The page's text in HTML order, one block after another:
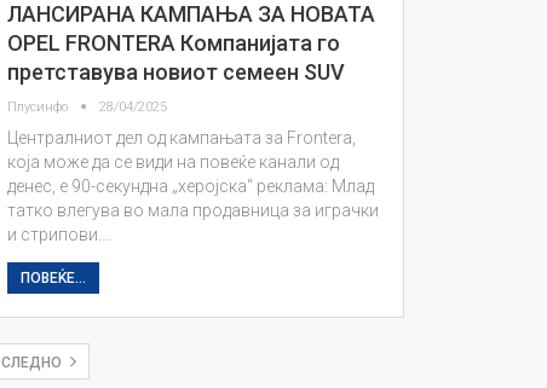
ЛАНСИРАНА КАМПАЊА ЗА НОВАТА
OPEL FRONTERA Компанијата го
претставува новиот семеен SUV
Плусинфо 28/04/2025
Централниот дел од кампањата за Frontera,
која може да се види на повеќе канали од
денес, е 90-секундна „херојска“ реклама: Млад
татко влегува во мала продавница за играчки
и стрипови.…
ПОВЕЌЕ...
СЛЕДНО